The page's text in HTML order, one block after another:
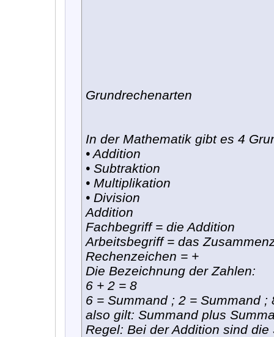
Grundrechenarten
In der Mathematik gibt es 4
• Addition
• Subtraktion
• Multiplikation
• Division
Addition
Fachbegriff = die Addition
Arbeitsbegriff = das
Rechenzeichen = +
Die Bezeichnung der Zahlen:
6 + 2 = 8
6 = Summand ; 2 = Summand ;
also gilt: Summand plus
Regel: Bei der Addition sind